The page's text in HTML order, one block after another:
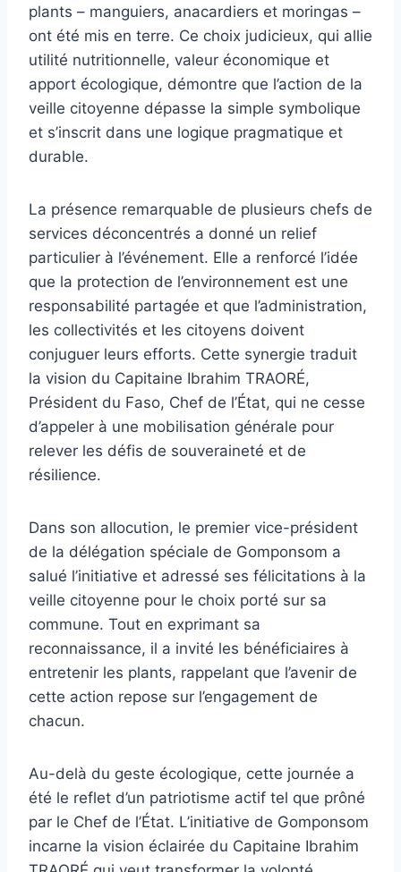
plants – manguiers, anacardiers et moringas –
ont été mis en terre. Ce choix judicieux, qui allie
utilité nutritionnelle, valeur économique et
apport écologique, démontre que l’action de la
veille citoyenne dépasse la simple symbolique
et s’inscrit dans une logique pragmatique et
durable.
La présence remarquable de plusieurs chefs de
services déconcentrés a donné un relief
particulier à l’événement. Elle a renforcé l’idée
que la protection de l’environnement est une
responsabilité partagée et que l’administration,
les collectivités et les citoyens doivent
conjuguer leurs efforts. Cette synergie traduit
la vision du Capitaine Ibrahim TRAORÉ,
Président du Faso, Chef de l’État, qui ne cesse
d’appeler à une mobilisation générale pour
relever les défis de souveraineté et de
résilience.
Dans son allocution, le premier vice-président
de la délégation spéciale de Gomponsom a
salué l’initiative et adressé ses félicitations à la
veille citoyenne pour le choix porté sur sa
commune. Tout en exprimant sa
reconnaissance, il a invité les bénéficiaires à
entretenir les plants, rappelant que l’avenir de
cette action repose sur l’engagement de
chacun.
Au-delà du geste écologique, cette journée a
été le reflet d’un patriotisme actif tel que prôné
par le Chef de l’État. L’initiative de Gomponsom
incarne la vision éclairée du Capitaine Ibrahim